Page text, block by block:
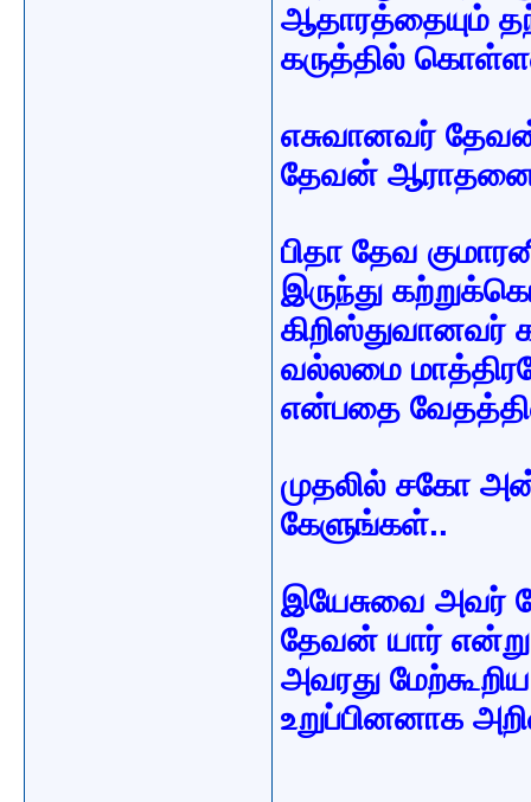
ஆதாரத்தையும்
கருத்தில்
எசுவானவர்
தேவன்
பிதா தேவ
இருந்து
கிறிஸ்துவானவர்
வல்லமை
என்பதை
முதலில் சகோ
கேளுங்கள்..
இயேசுவை அவர்
தேவன் யார்
அவரது
உறுப்பினனாக